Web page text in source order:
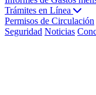
Trámites en Línea
Permisos de Circulación
Seguridad Noticias